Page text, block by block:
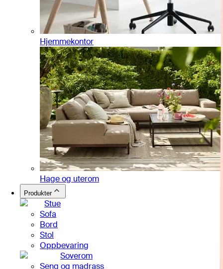
Hjemmekontor
Hage og uterom
Produkter
Stue
Sofa
Bord
Stol
Oppbevaring
Soverom
Seng og madrass